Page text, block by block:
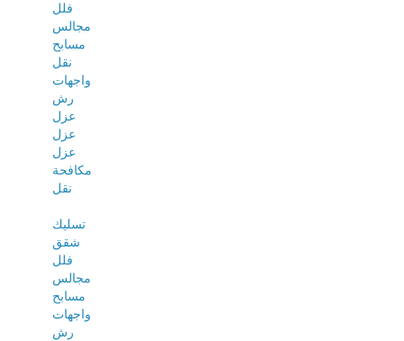
فلل
مجالس
مسابح
نقل
واجهات
رش
عزل
عزل
عزل
مكافحة
نقل
تسليك
شقق
فلل
مجالس
مسابح
واجهات
رش